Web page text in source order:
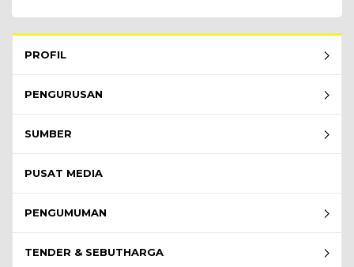
PROFIL
PENGURUSAN
SUMBER
PUSAT MEDIA
PENGUMUMAN
TENDER & SEBUTHARGA